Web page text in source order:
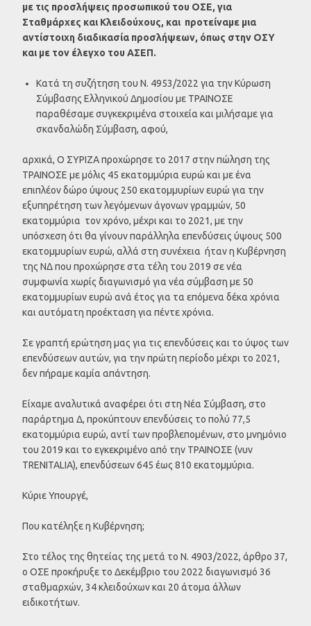
με τις προσλήψεις προσωπικού του ΟΣΕ, για
Σταθμάρχες και Κλειδούχους, και προτείναμε μια
αντίστοιχη διαδικασία προσλήψεων, όπως στην ΟΣΥ
και με τον έλεγχο του ΑΣΕΠ.
Κατά τη συζήτηση του Ν. 4953/2022 για την Κύρωση
Σύμβασης Ελληνικού Δημοσίου με ΤΡΑΙΝΟΣΕ
παραθέσαμε συγκεκριμένα στοιχεία και μιλήσαμε για
σκανδαλώδη Σύμβαση, αφού,
αρχικά, Ο ΣΥΡΙΖΑ προχώρησε το 2017 στην πώληση της
ΤΡΑΙΝΟΣΕ με μόλις 45 εκατομμύρια ευρώ και με ένα
επιπλέον δώρο ύψους 250 εκατομμυρίων ευρώ για την
εξυπηρέτηση των λεγόμενων άγονων γραμμών, 50
εκατομμύρια τον χρόνο, μέχρι και το 2021, με την
υπόσχεση ότι θα γίνουν παράλληλα επενδύσεις ύψους 500
εκατομμυρίων ευρώ, αλλά στη συνέχεια ήταν η Κυβέρνηση
της ΝΔ που προχώρησε στα τέλη του 2019 σε νέα
συμφωνία χωρίς διαγωνισμό για νέα σύμβαση με 50
εκατομμυρίων ευρώ ανά έτος για τα επόμενα δέκα χρόνια
και αυτόματη προέκταση για πέντε χρόνια.
Σε γραπτή ερώτηση μας για τις επενδύσεις και το ύψος των
επενδύσεων αυτών, για την πρώτη περίοδο μέχρι το 2021,
δεν πήραμε καμία απάντηση.
Είχαμε αναλυτικά αναφέρει ότι στη Νέα Σύμβαση, στο
παράρτημα Δ, προκύπτουν επενδύσεις το πολύ 77,5
εκατομμύρια ευρώ, αντί των προβλεπομένων, στο μνημόνιο
του 2019 και το εγκεκριμένο από την ΤΡΑΙΝΟΣΕ (νυν
TRENITALIA), επενδύσεων 645 έως 810 εκατομμύρια.
Κύριε Υπουργέ,
Που κατέληξε η Κυβέρνηση;
Στο τέλος της θητείας της μετά το Ν. 4903/2022, άρθρο 37,
ο ΟΣΕ προκήρυξε το Δεκέμβριο του 2022 διαγωνισμό 36
σταθμαρχών, 34 κλειδούχων και 20 άτομα άλλων
ειδικοτήτων.